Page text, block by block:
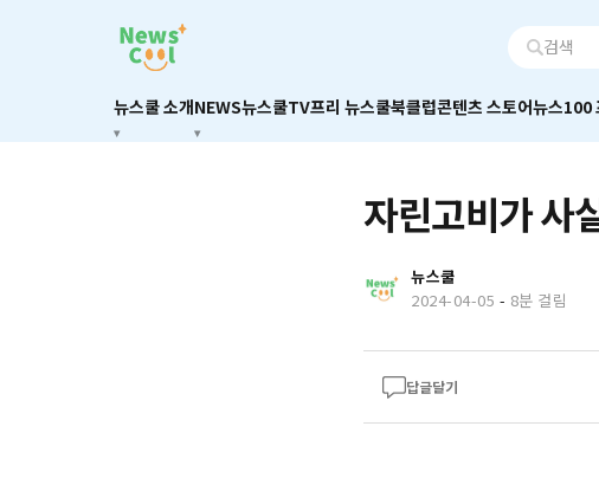
뉴스쿨 소개NEWS뉴스쿨TV프리 뉴스쿨북클럽콘텐츠 스토어뉴스100
자린고비가 사
뉴스쿨
2024-04-05 - 8분 걸림
답글달기